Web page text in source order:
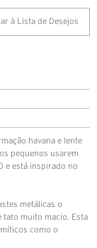
à Lista de Desejos
havana e lente
pequenos usarem
e está inspirado no
metálicas o
tato muito macio. Esta
como o